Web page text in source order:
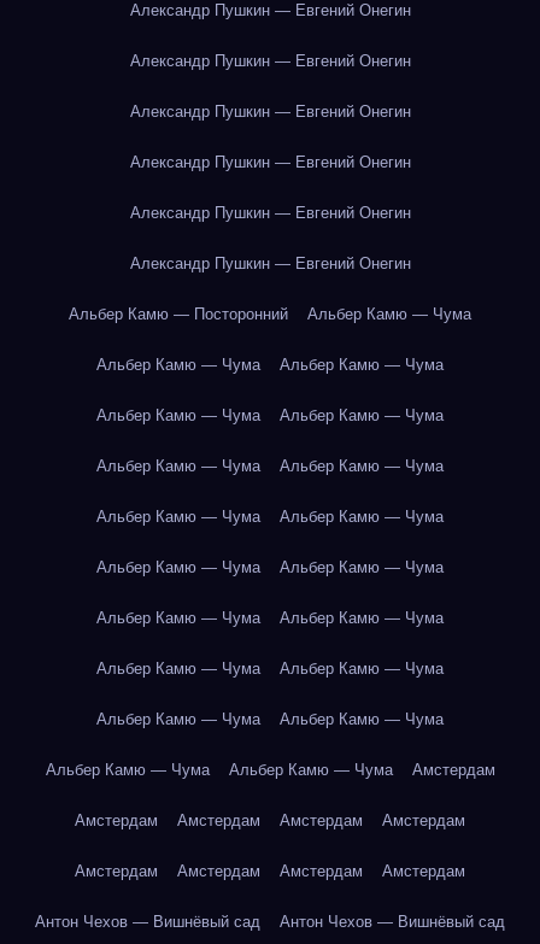
Александр Пушкин — Евгений Онегин
Александр Пушкин — Евгений Онегин
Александр Пушкин — Евгений Онегин
Александр Пушкин — Евгений Онегин
Александр Пушкин — Евгений Онегин
Александр Пушкин — Евгений Онегин
Альбер Камю — Посторонний Альбер Камю — Чума
Альбер Камю — Чума Альбер Камю — Чума
Альбер Камю — Чума Альбер Камю — Чума
Альбер Камю — Чума Альбер Камю — Чума
Альбер Камю — Чума Альбер Камю — Чума
Альбер Камю — Чума Альбер Камю — Чума
Альбер Камю — Чума Альбер Камю — Чума
Альбер Камю — Чума Альбер Камю — Чума
Альбер Камю — Чума Альбер Камю — Чума
Альбер Камю — Чума Альбер Камю — Чума Амстердам
Амстердам Амстердам Амстердам Амстердам
Амстердам Амстердам Амстердам Амстердам
Антон Чехов — Вишнёвый сад Антон Чехов — Вишнёвый сад